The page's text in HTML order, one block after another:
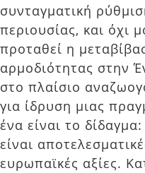
συνταγματική
περιουσίας, και όχι
προταθεί η
αρμοδιότητας στην
στο πλαίσιο
για ίδρυση μιας
ένα είναι το
είναι
ευρωπαϊκές αξίες.